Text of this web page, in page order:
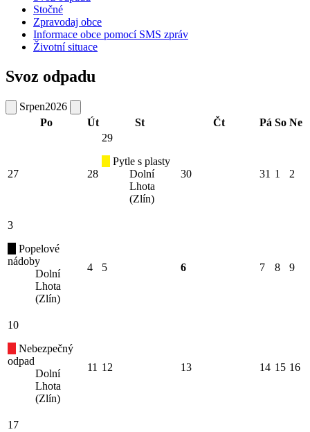
Stočné
Zpravodaj obce
Informace obce pomocí SMS zpráv
Životní situace
Svoz odpadu
Srpen2026
Po
Út St Čt Pá So Ne
27 28
29
Pytle s plasty
Dolní
Lhota
(Zlín)
30 31 1 2
3
Popelové
nádoby
Dolní
Lhota
(Zlín)
4 5 6 7 8 9
10
Nebezpečný
odpad
Dolní
Lhota
(Zlín)
11 12 13 14 15 16
17